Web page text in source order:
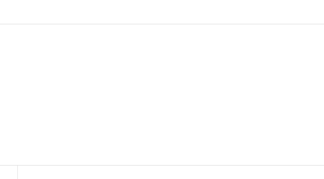
Anak Children Car Free Day dan Market